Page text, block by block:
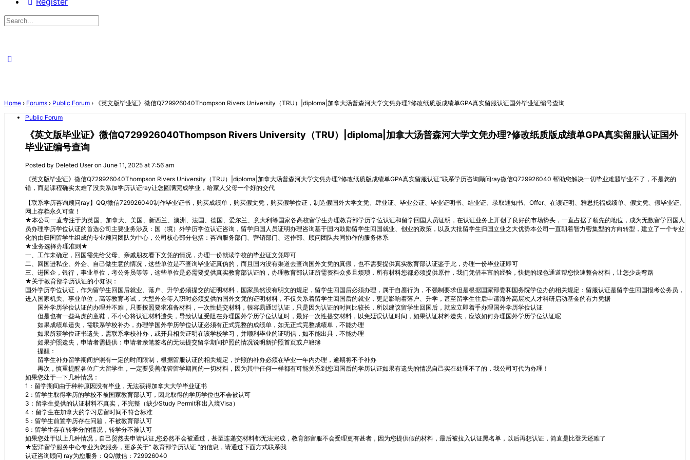
Search
for:
Home › Forums › Public Forum ›
《英文版毕业证》微信Q729926040Thompson Rivers University（TRU）|diploma|加拿大汤普森河大学文凭办理?修改纸质版成绩单GPA真实留服认证国外毕业证编号查询
Public Forum
《英文版毕业证》微信Q729926040Thompson Rivers University（TRU）|diploma|加拿大汤普森河大学文凭办理?修改纸质版成绩单GPA真实留服认证国外
毕业证编号查询
Posted by Deleted User on June 11, 2025 at 7:56 am
《英文版毕业证》微信Q729926040Thompson Rivers University（TRU）|diploma|加拿大汤普森河大学文凭办理?修改纸质版成绩单GPA真实留服认证“联系学历咨询顾问ray微信Q729926040 帮助您解决一切毕业难题毕业不了，不是您的
错，而是课程确实太难了没关系加学历认证ray让您圆满完成学业，给家人父母一个好的交代
【联系学历咨询顾问ray】QQ/微信729926040制作毕业证书，购买成绩单，购买假文凭，购买假学位证，制造假国外大学文凭、肆业证、毕业公证、毕业证明书、结业证、录取通知书、Offer、在读证明、雅思托福成绩单、假文凭、假毕业证、
网上存档永久可查！
★本公司一直专注于为英国、加拿大、美国、新西兰、澳洲、法国、德国、爱尔兰、意大利等国家各高校留学生办理教育部学历学位认证和留学回国人员证明，在认证业务上开创了良好的市场势头，一直占据了领先的地位，成为无数留学回国人
员办理学历学位认证的首选公司主要业务涉及：国（境）外学历学位认证咨询，留学归国人员证明办理咨询基于国内鼓励留学生回国就业、创业的政策，以及大批留学生归国立业之大优势本公司一直朝着智力密集型的方向转型，建立了一个专业
化的由归国留学生组成的专业顾问团队为中心，公司核心部分包括：咨询服务部门、营销部门、运作部、顾问团队共同协作的服务体系
★业务选择办理准则★
一、工作未确定，回国需先给父母、亲戚朋友看下文凭的情况，办理一份就读学校的毕业证文凭即可
二、回国进私企、外企、自己做生意的情况，这些单位是不查询毕业证真伪的，而且国内没有渠道去查询国外文凭的真假，也不需要提供真实教育部认证鉴于此，办理一份毕业证即可
三、进国企，银行，事业单位，考公务员等等，这些单位是必需要提供真实教育部认证的，办理教育部认证所需资料众多且烦琐，所有材料您都必须提供原件，我们凭借丰富的经验，快捷的绿色通道帮您快速整合材料，让您少走弯路
★关于教育部学历认证的小知识：
国外学历学位认证，作为留学生回国后就业、落户、升学必须提交的证明材料，国家虽然没有明文的规定，留学生回国后必须办理，属于自愿行为，不强制要求但是根据国家部委和国务院学位办的相关规定：留服认证是留学生回国报考公务员，
进入国家机关、事业单位，高等教育考试，大型外企等入职时必须提供的国外文凭的证明材料，不仅关系着留学生回国后的就业，更是影响着落户、升学，甚至留学生往后申请海外高层次人才科研启动基金的有力凭据
国外学历学位认证的办理并不难，只要按照要求准备材料，一次性提交材料，很容易通过认证，只是因为认证的时间比较长，所以建议留学生回国后，就应立即着手办理国外学历学位认证
但是也有一些马虎的童鞋，不小心将认证材料遗失，导致认证受阻在办理国外学历学位认证时，最好一次性提交材料，以免延误认证时间，如果认证材料遗失，应该如何办理国外学历学位认证呢
如果成绩单遗失，需联系学校补办，办理学国外学历学位认证必须有正式完整的成绩单，如无正式完整成绩单，不能办理
如果所获学位证书遗失，需联系学校补办，或开具相关证明在该学校学习，并顺利毕业的证明信，如不能出具，不能办理
如果护照遗失，申请者需提供：申请者亲笔签名的无法提交留学期间护照的情况说明新护照首页或户籍簿
提醒：
留学生补办留学期间护照有一定的时间限制，根据留服认证的相关规定，护照的补办必须在毕业一年内办理，逾期将不予补办
再次，慎重提醒各位广大留学生，一定要妥善保管留学期间的一切材料，因为其中任何一样都有可能关系到您回国后的学历认证如果有遗失的情况自己实在处理不了的，我公司可代为办理！
如果您处于一下几种情况：
1：留学期间由于种种原因没有毕业，无法获得加拿大大学毕业证书
2：留学生取得学历的学校不被国家教育部认可，因此取得的学历学位也不会被认可
3：留学生提供的认证材料不真实，不完整（缺少Study Permit和出入境Visa）
4：留学生在加拿大的学习居留时间不符合标准
5：留学生前置学历存在问题，不被教育部认可
6：留学生存在转学分的情况，转学分不被认可
如果您处于以上几种情况，自己贸然去申请认证,您必然不会被通过，甚至连递交材料都无法完成，教育部留服不会受理更有甚者，因为您提供假的材料，最后被拉入认证黑名单，以后再想认证，简直是比登天还难了
★宏洋留学服务中心专业为您服务，更多关于“ 教育部学历认证 ”的信息，请通过下面方式联系我
认证咨询顾问 ray为您服务：QQ/微信：729926040